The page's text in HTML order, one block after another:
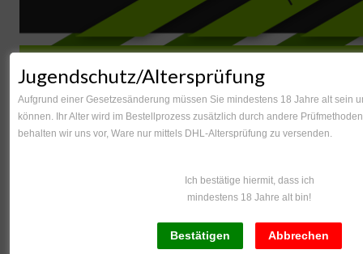
Neues bei Wanna Vapor
Jugendschutz/Altersprüfung
Aufgrund einer Gesetzesänderung müssen Sie mindestens 18 Jahre alt sein
können. Ihr Alter wird im Bestellprozess zusätzlich durch andere
behalten wir uns vor, Ware nur mittels DHL-Altersprüfung zu versenden.
Ich bestätige hiermit, dass ich
mindestens 18 Jahre alt bin!